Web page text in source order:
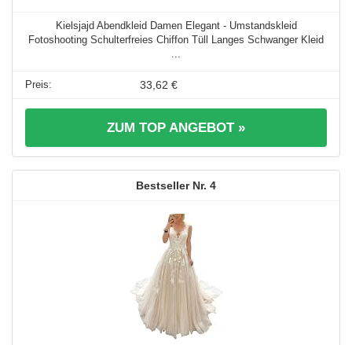
Kielsjajd Abendkleid Damen Elegant - Umstandskleid
Fotoshooting Schulterfreies Chiffon Tüll Langes Schwanger Kleid
...
33,62 €
ZUM TOP ANGEBOT »
4